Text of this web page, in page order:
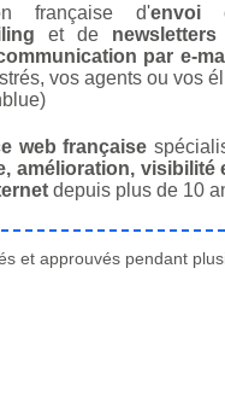
française d'envoi
et de newsletters
par e-
vos agents ou vos
web française
amélioration, visibilité
depuis plus de 10
et approuvés pendant